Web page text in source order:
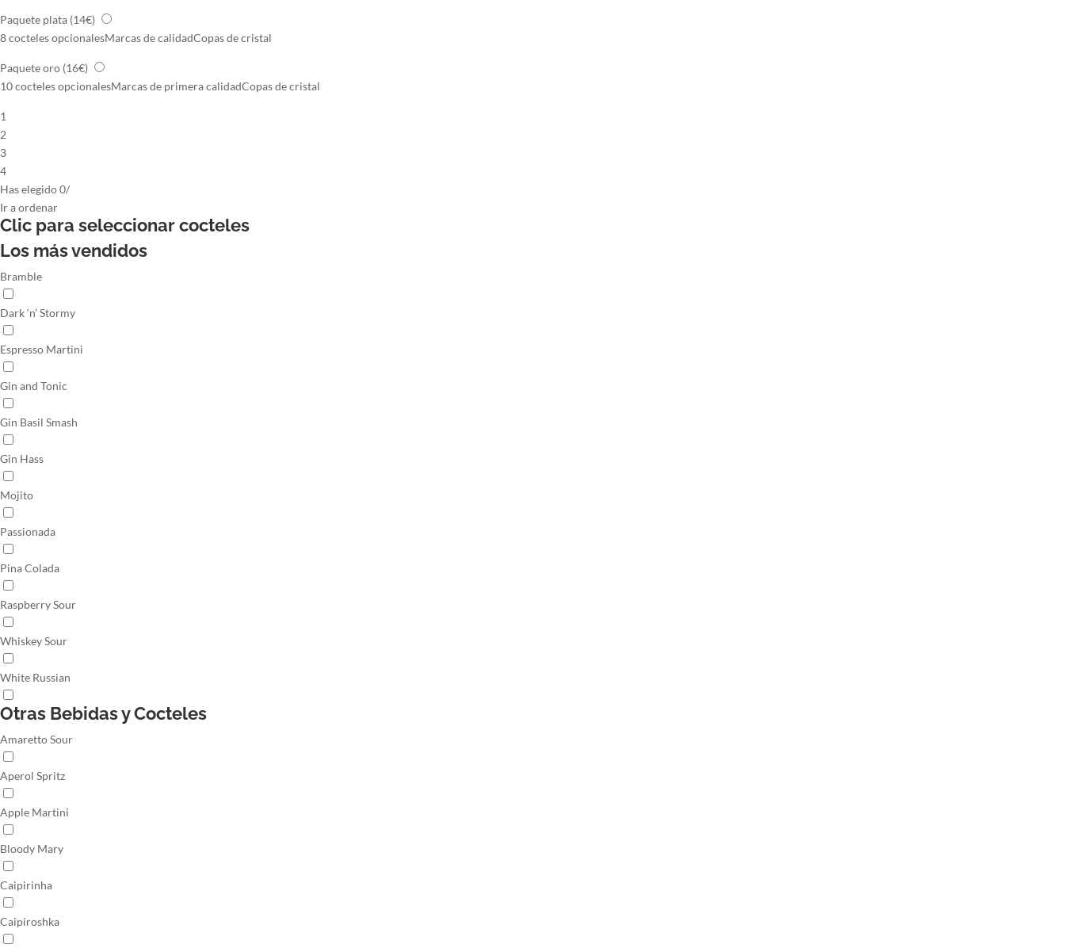
Paquete plata (14€)
8 cocteles opcionalesMarcas de calidadCopas de cristal
Paquete oro (16€)
10 cocteles opcionalesMarcas de primera calidadCopas de cristal
1
2
3
4
Has elegido0/
Ira ordenar
Clic para seleccionarcocteles
Los más vendidos
Bramble
Dark ‘n’ Stormy
Espresso Martini
Gin and Tonic
Gin Basil Smash
Gin Hass
Mojito
Passionada
Pina Colada
Raspberry Sour
Whiskey Sour
White Russian
Otras Bebidas y Cocteles
Amaretto Sour
Aperol Spritz
Apple Martini
Bloody Mary
Caipirinha
Caipiroshka